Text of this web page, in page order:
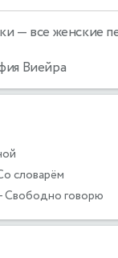
— все женские
Виейра
словарём
Свободно говорю